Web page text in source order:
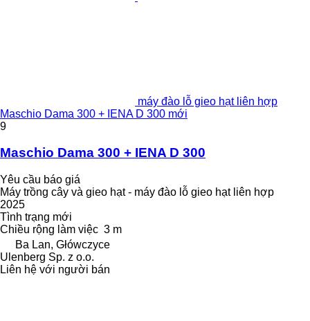
máy đào lỗ gieo hạt liên hợp
Maschio Dama 300 + IENA D 300 mới
9
Maschio Dama 300 + IENA D 300
Yêu cầu báo giá
Máy trồng cây và gieo hạt - máy đào lỗ gieo hạt liên hợp
2025
Tình trạng mới
Chiều rộng làm việc 3 m
Ba Lan, Główczyce
Ulenberg Sp. z o.o.
Liên hệ với người bán